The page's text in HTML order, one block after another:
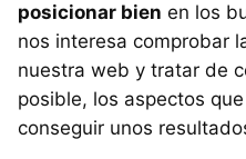
posicionar bien en los
nos interesa comprobar
nuestra web y tratar de
posible, los aspectos
conseguir unos